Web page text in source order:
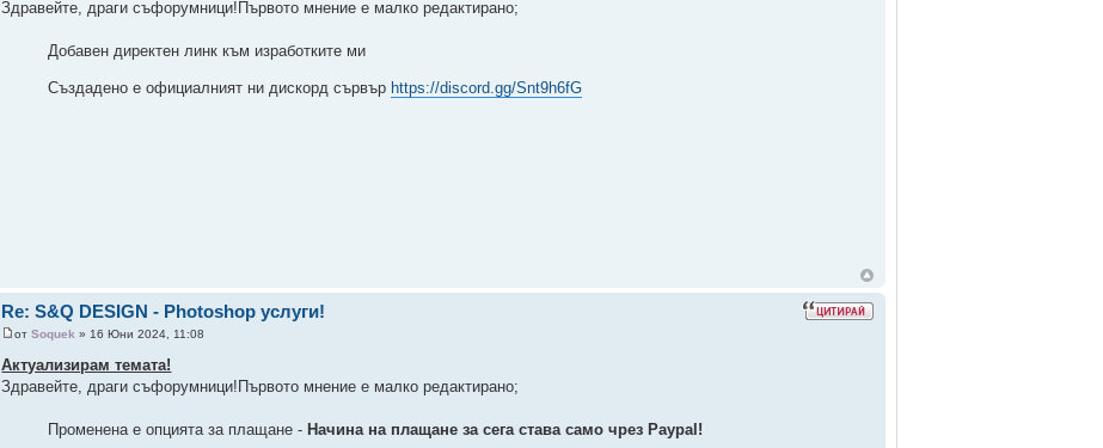
Здравейте, драги съфорумници!Първото мнение е малко редактирано;
Добавен директен линк към изработките ми
Създадено е официалният ни дискорд сървър https://discord.gg/Snt9h6fG
Re: S&Q DESIGN - Photoshop услуги!
отSoquek » 16 Юни 2024, 11:08
Актуализирам темата!
Здравейте, драги съфорумници!Първото мнение е малко редактирано;
Променена е опцията за плащане - Начина на плащане за сега става само чрез Paypal!